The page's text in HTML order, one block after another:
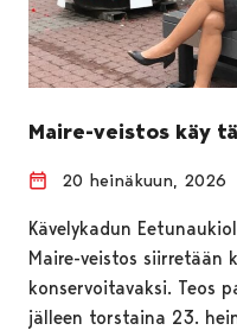
Maire-veistos käy
20 heinäkuun, 2026
Kävelykadun
Maire-veistos siirretään
konservoitavaksi. Teos
jälleen torstaina 23.